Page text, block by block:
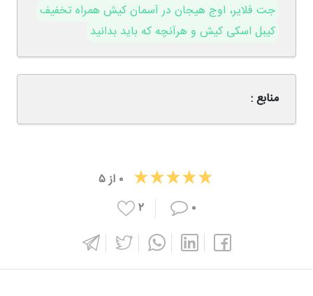
جت فلایر، اوج هیجان در آسمان کیش همراه تخفیف
کیبل اسکی کیش و هرآنچه که باید بدانید
منابع :
۰ از۵
۰
۲